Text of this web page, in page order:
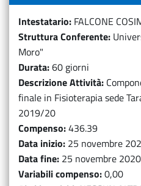
Intestatario FALCONE
Struttura Conferente
Moro"
Durata 60 giorni
Descrizione Attività
finale in Fisioterapia sede
2019/20
Compenso 436.39
Data inizio 25 novembre
Data fine 25 novembre 2020
Variabili compenso 0,00